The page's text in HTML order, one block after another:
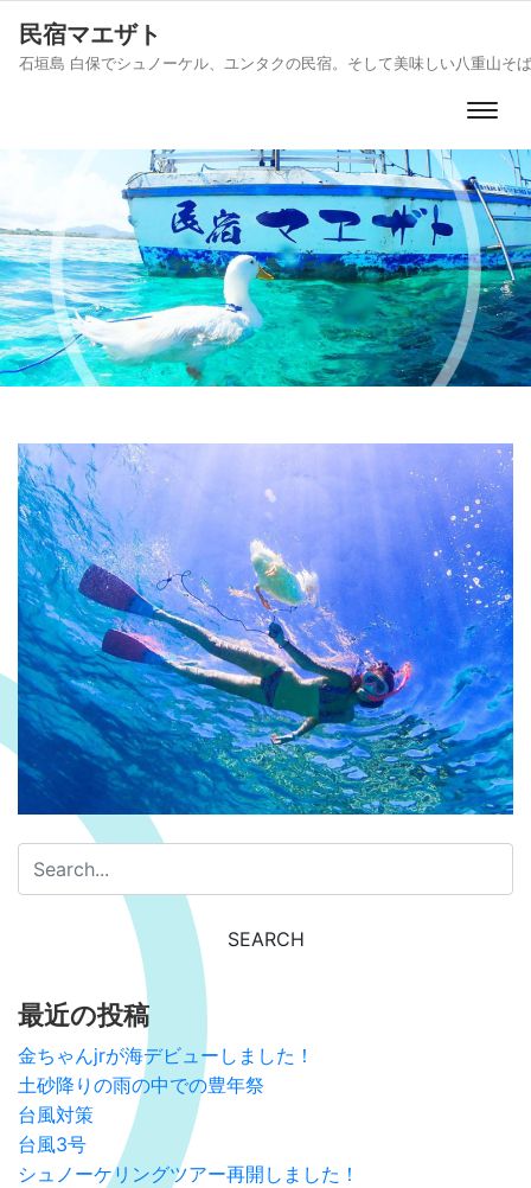
民宿マエザト
石垣島 白保でシュノーケル、ユンタクの民宿。そして美味しい八重山そ
最近の投稿
金ちゃんjrが海デビューしました！
土砂降りの雨の中での豊年祭
台風対策
台風3号
シュノーケリングツアー再開しました！